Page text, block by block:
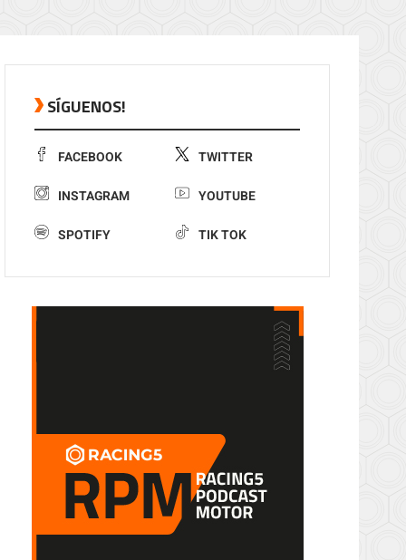
SÍGUENOS!
FACEBOOK TWITTER
INSTAGRAM YOUTUBE
SPOTIFY TIK TOK